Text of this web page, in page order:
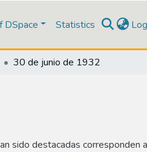
DSpace Statistics
30 de junio de 1932
sido destacadas corresponden